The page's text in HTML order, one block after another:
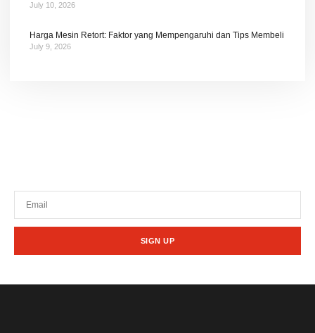
July 10, 2026
Harga Mesin Retort: Faktor yang Mempengaruhi dan Tips Membeli
July 9, 2026
SIGN UP